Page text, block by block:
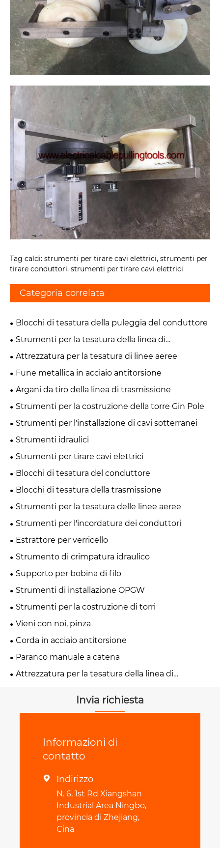
Tag caldi: strumenti per tirare cavi elettrici, strumenti per
tirare conduttori, strumenti per tirare cavi elettrici
Categoria correlata
Blocchi di tesatura della puleggia del conduttore
Strumenti per la tesatura della linea di
trasmissione
Attrezzatura per la tesatura di linee aeree
Fune metallica in acciaio antitorsione
Argani da tiro della linea di trasmissione
Strumenti per la costruzione della torre Gin Pole
Strumenti per l'installazione di cavi sotterranei
Strumenti idraulici
Strumenti per tirare cavi elettrici
Blocchi di tesatura del conduttore
Blocchi di tesatura della trasmissione
Strumenti per la tesatura delle linee aeree
Strumenti per l'incordatura dei conduttori
Estrattore per verricello
Strumento di crimpatura idraulico
Supporto per bobina di filo
Strumenti di installazione OPGW
Strumenti per la costruzione di torri
Vieni con noi, pinza
Corda in acciaio antitorsione
Paranco manuale a catena
Attrezzatura per la tesatura della linea di
Invia richiesta
Informazioni di
contatto
 Indirizzo
N. 6, 1st Rd Xiangshan
Industrial Area Ningbo,
provincia di Zhejiang,
Cina